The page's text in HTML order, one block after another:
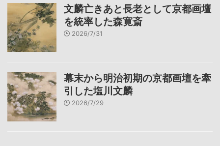
文麟亡きあと長老として京都画壇
を統率した森寛斎
2026/7/31
幕末から明治初期の京都画壇を牽
引した塩川文麟
2026/7/29